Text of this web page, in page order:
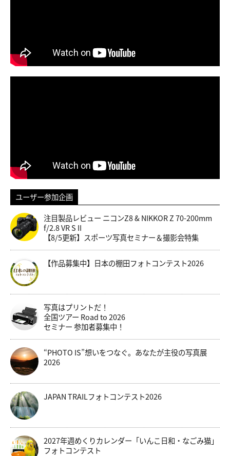
ユーザー参加企画
注目製品レビュー ニコンZ8 & NIKKOR Z 70-200mm
f/2.8 VR S II
【8/5更新】スポーツ写真セミナー＆撮影会特集
【作品募集中】日本の棚田フォトコンテスト2026
写真はプリントだ！
全国ツアー Road to 2026
セミナー 参加者募集中！
“PHOTO IS”想いをつなぐ。あなたが主役の写真展
2026
JAPAN TRAILフォトコンテスト2026
2027年週めくりカレンダー「いんこ日和・なごみ猫」
フォトコンテスト